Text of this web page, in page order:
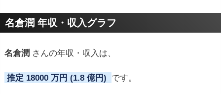
プロフィールトピック
名倉潤 年収・収入グラフ
名倉潤 さんの年収・収入は、
推定 18000 万円 (1.8 億円) です。